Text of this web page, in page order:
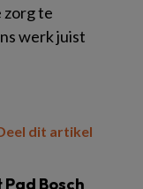
zorg te
werk juist
dit artikel
Bosch